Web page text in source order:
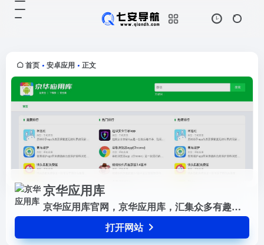
首页 • 安卓应用 • 正文
京华应用库
京华应用库官网，京华应用库，汇集众多有趣的手机应用APP，包含系统软件，日常生活娱乐应用，办公学习APP等，您想要的应用APP快来京华手机应用库这里应有尽有！
打开网站
统软件，日常生活娱乐应用，办公学
习APP等，您想要的应用APP快来
京华手机应用库这里应有尽有！